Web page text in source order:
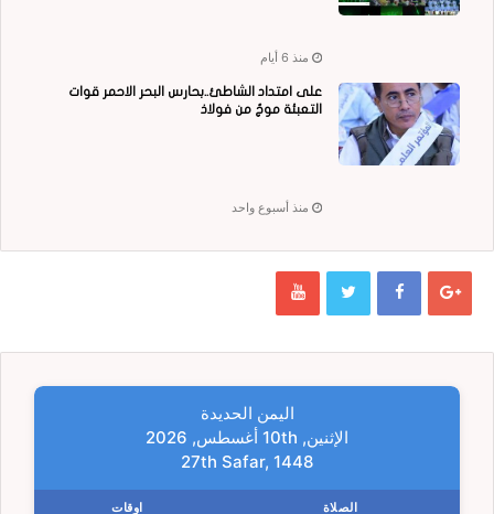
منذ 6 أيام
على امتداد الشاطئ..بحارس البحر الاحمر قوات
التعبئة موجٌ من فولاذ
منذ أسبوع واحد
اليمن الحديدة
الإثنين, 10th أغسطس, 2026
27th Safar, 1448
الصلاة اوقات